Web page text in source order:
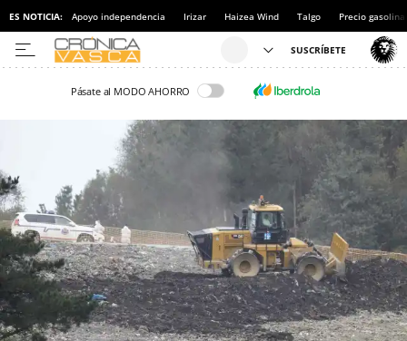
ES NOTICIA: Apoyo independencia Irizar Haizea Wind Talgo Precio gasolina
Pásate al MODO AHORRO